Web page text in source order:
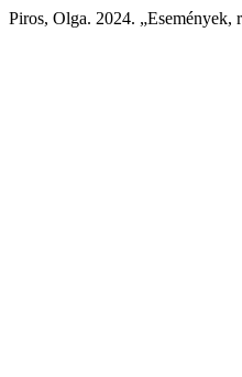
Piros, Olga. 2024. „Események,